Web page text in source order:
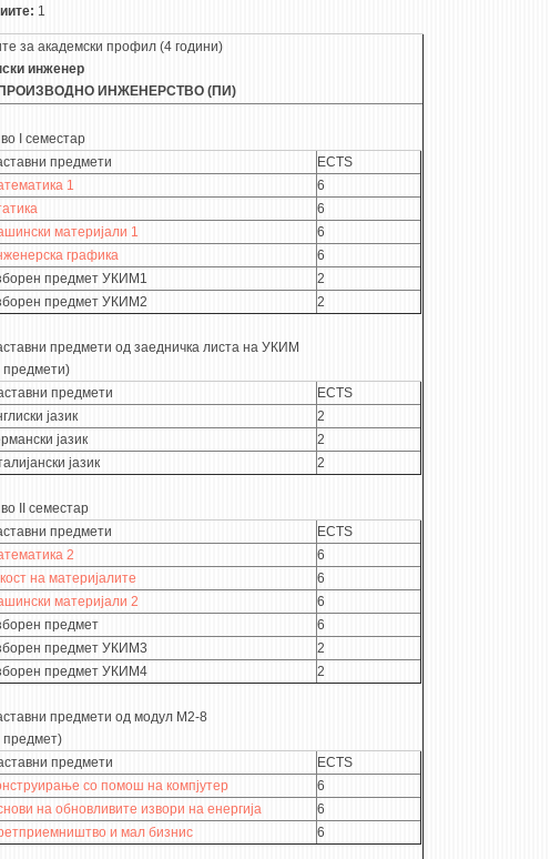
1
за академски профил (4 години)
инженер
ПРОИЗВОДНО ИНЖЕНЕРСТВО (ПИ)
I семестар
предмети
ECTS
1
6
6
материјали 1
6
графика
6
предмет УКИМ1
2
предмет УКИМ2 2
предмети од заедничка листа на УКИМ
предмети)
предмети
ECTS
јазик
2
јазик
2
јазик 2
II семестар
предмети
ECTS
2
6
на материјалите
6
материјали 2
6
предмет
6
предмет УКИМ3
2
предмет УКИМ4 2
предмети од модул М2-8
предмет)
предмети
ECTS
со помош на компјутер
6
на обновливите извори на енергија
6
и мал бизнис 6